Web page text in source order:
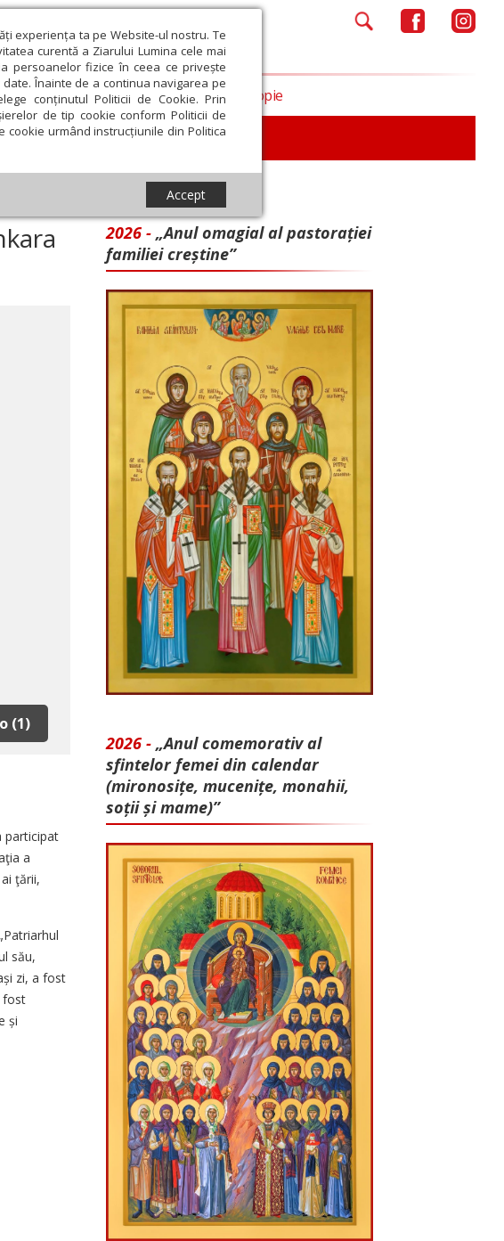
experiența ta pe Website-ul nostru. Te
curentă a Ziarului Lumina cele mai
persoanelor fizice în ceea ce privește
Înainte de a continua navigarea pe
conținutul Politicii de Cookie. Prin
de tip cookie conform Politicii de
cookie urmând instrucțiunile din Politica
Accept
Interviu
Societate Opinii Filantropie
de iftar
(1)
participat
a
ţării,
său,
zi, a fost
fost
și
2026 - „Anul omagial al pastorației
familiei creștine”
2026 - „Anul comemorativ al
sfintelor femei din calendar
(mironosițe, mu­cenițe, monahii,
soții și mame)”